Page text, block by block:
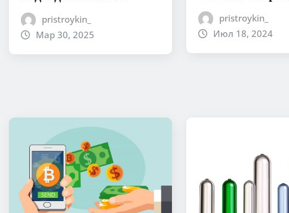
pristroykin_
Мар 30, 2025
pristroykin_
Июл 18, 2024